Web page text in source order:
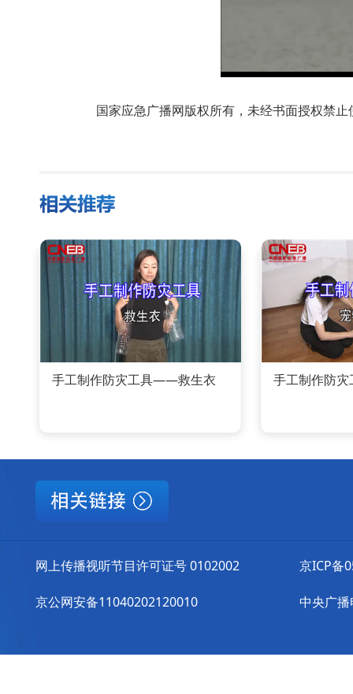
国家应急广播网版权所有，未经书面授权禁
手工制作防灾工具——救生衣 手工制作防
网上传播视听节目许可证号 0102002
京公网安备11040202120010
京ICP备
中央广